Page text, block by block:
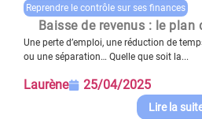
Reprendre le contrôle sur ses finances
Baisse de revenus : le
Une perte d’emploi, une réduction de
ou une séparation… Quelle que soit la...
Laurène 25/04/2025
Lire la